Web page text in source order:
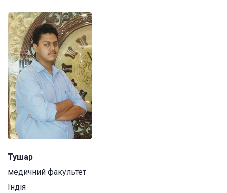
Тушар
медичний факультет
Індія